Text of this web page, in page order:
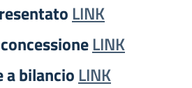
LINK
LINK
a bilancio LINK